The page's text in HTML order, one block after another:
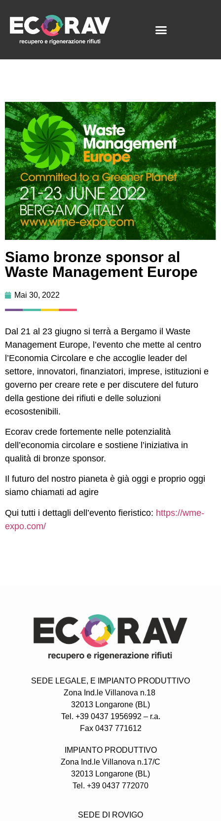
Siamo bronze sponsor al
Waste Management Europe
Mai 30, 2022
Dal 21 al 23 giugno si terrà a Bergamo il Waste
Management Europe, l’evento che mette al centro
l’Economia Circolare e che accoglie leader del
settore, innovatori, finanziatori, imprese, istituzioni e
governo per creare rete e per discutere del futuro
della gestione dei rifiuti e delle soluzioni
ecosostenibili.
Ecorav crede fortemente nelle potenzialità
dell’economia circolare e sostiene l’iniziativa in
qualità di bronze sponsor.
Il futuro del nostro pianeta è già oggi e proprio oggi
siamo chiamati ad agire
Qui tutti i dettagli dell’evento fieristico: https://wme-
expo.com/
SEDE LEGALE, E IMPIANTO PRODUTTIVO
Zona Ind.le Villanova n.18
32013 Longarone (BL)
Tel. +39 0437 1956992 – r.a.
Fax 0437 771612
IMPIANTO PRODUTTIVO
Zona Ind.le Villanova n.17/C
32013 Longarone (BL)
Tel. +39 0437 772070
SEDE DI ROVIGO